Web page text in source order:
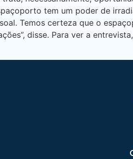
tem um poder de
Temos certeza que o
disse. Para ver a